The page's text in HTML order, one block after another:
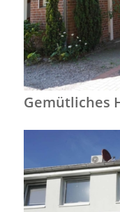
Gemütliches